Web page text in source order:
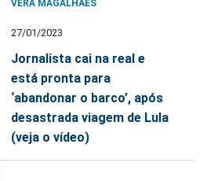
VERA MAGALHÃES
27/01/2023
Jornalista cai na real e
está pronta para
‘abandonar o barco’, após
desastrada viagem de Lula
(veja o vídeo)